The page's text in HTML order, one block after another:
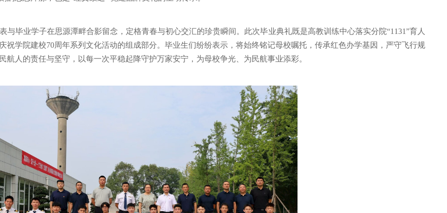
与毕业学子在思源潭畔合影留念，定格青春与初心交汇的珍贵瞬间。此次毕业典礼既是高教训练中心落实分院“1131”育人
祝学院建校70周年系列文化活动的组成部分。毕业生们纷纷表示，将始终铭记母校嘱托，传承红色办学基因，严守飞行规
人的责任与坚守，以每一次平稳起降守护万家安宁，为母校争光、为民航事业添彩。